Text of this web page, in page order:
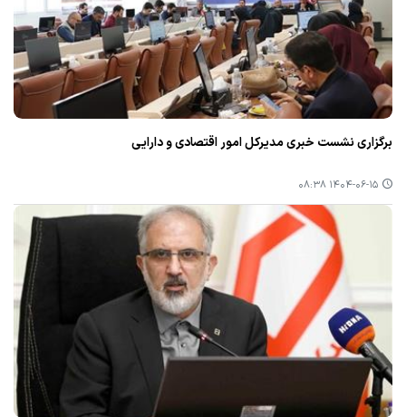
برگزاری نشست خبری مدیركل امور اقتصادی و دارایی
۱۴۰۴-۰۶-۱۵ ۰۸:۳۸